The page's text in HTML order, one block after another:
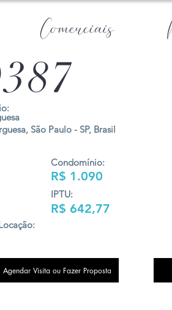
Comerciais
Condomínio:
R$ 1.090
IPTU:
R$ 642,77
São Paulo - SP, Brasil
Agendar Visita ou Fazer Proposta